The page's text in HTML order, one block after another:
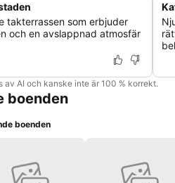
takterrassen som erbjuder
och en avslappnad atmosfär
av AI och kanske inte är 100 % korrekt.
boenden
boenden